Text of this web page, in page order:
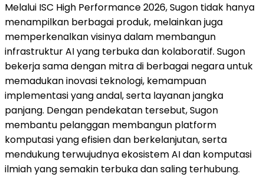
Melalui ISC High Performance 2026, Sugon tidak hanya
menampilkan berbagai produk, melainkan juga
memperkenalkan visinya dalam membangun
infrastruktur AI yang terbuka dan kolaboratif. Sugon
bekerja sama dengan mitra di berbagai negara untuk
memadukan inovasi teknologi, kemampuan
implementasi yang andal, serta layanan jangka
panjang. Dengan pendekatan tersebut, Sugon
membantu pelanggan membangun platform
komputasi yang efisien dan berkelanjutan, serta
mendukung terwujudnya ekosistem AI dan komputasi
ilmiah yang semakin terbuka dan saling terhubung.